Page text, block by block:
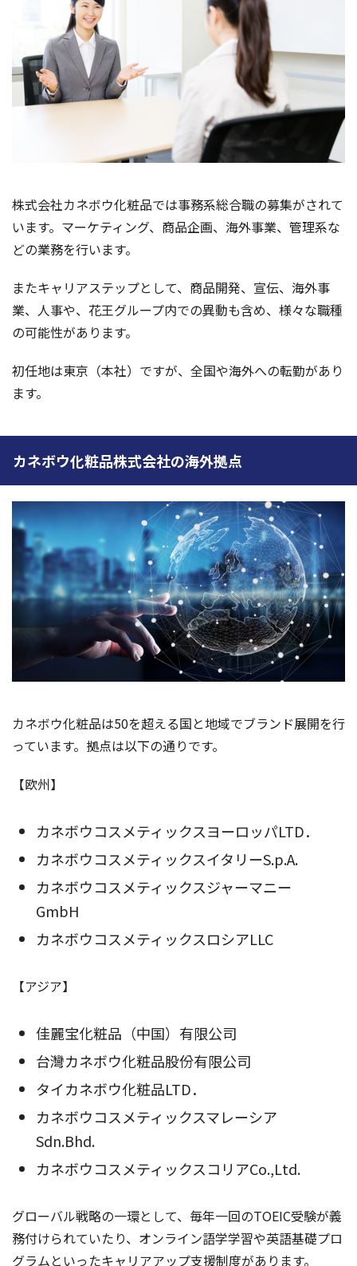
株式会社カネボウ化粧品では事務系総合職の募集がされて
います。マーケティング、商品企画、海外事業、管理系な
どの業務を行います。
またキャリアステップとして、商品開発、宣伝、海外事
業、人事や、花王グループ内での異動も含め、様々な職種
の可能性があります。
初任地は東京（本社）ですが、全国や海外への転勤があり
ます。
カネボウ化粧品株式会社の海外拠点
カネボウ化粧品は50を超える国と地域でブランド展開を行
っています。拠点は以下の通りです。
【欧州】
カネボウコスメティックスヨーロッパLTD．
カネボウコスメティックスイタリーS.p.A.
カネボウコスメティックスジャーマニー
GmbH
カネボウコスメティックスロシアLLC
【アジア】
佳麗宝化粧品（中国）有限公司
台灣カネボウ化粧品股份有限公司
タイカネボウ化粧品LTD．
カネボウコスメティックスマレーシア
Sdn.Bhd.
カネボウコスメティックスコリアCo.,Ltd.
グローバル戦略の一環として、毎年一回のTOEIC受験が義
務付けられていたり、オンライン語学学習や英語基礎プロ
グラムといったキャリアアップ支援制度があります。